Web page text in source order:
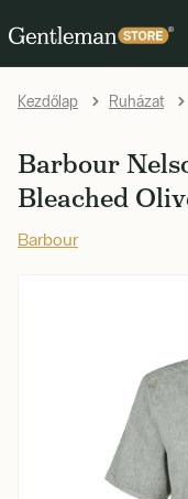
Kezdőlap Ruházat
Barbour
Bleached
Barbour